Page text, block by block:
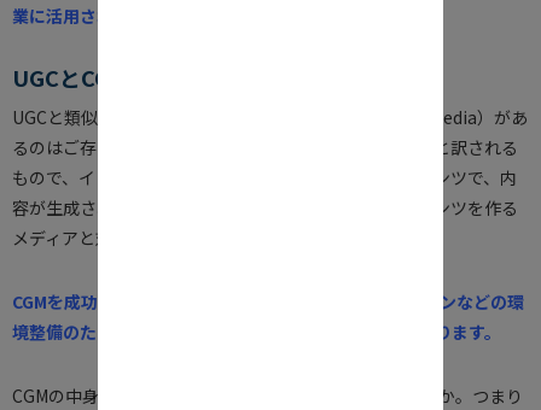
業に活用されるようになりました。
UGCとCGMの違い
UGCと類似する用語に、CGM（Consumer Generated Media）があ
るのはご存知でしょうか。こちらは消費者生成メディアと訳される
もので、インターネット上にユーザーが投稿したコンテンツで、内
容が生成されるメディアのこと。プロの制作者がコンテンツを作る
メディアと対比して使われます。
CGMを成功させるには、Webサイトの構築やガイドラインなどの環
境整備のために労力を費やすことが、企業には必要となります。
CGMの中身がUGCであるといえばわかリやすいでしょうか。つまり